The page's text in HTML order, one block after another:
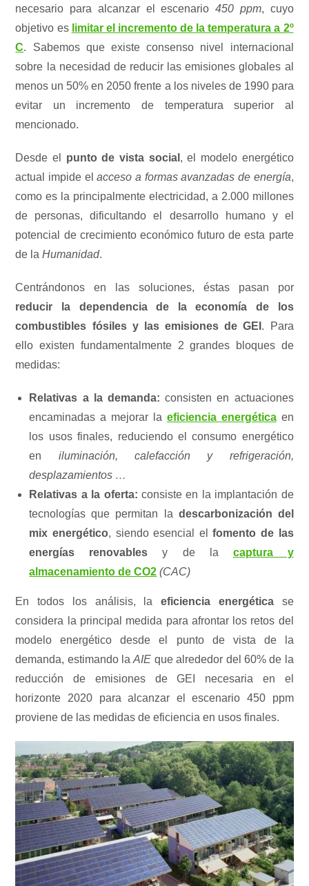
necesario para alcanzar el escenario450 ppm, cuyo
objetivo es limitar el incremento de la temperatura a 2º
C. Sabemos que existe consenso nivel internacional
sobre la necesidad de reducir las emisiones globales al
menos un 50% en 2050 frente a los niveles de 1990 para
evitar un incremento de temperatura superior al
mencionado.
Desde el punto de vista social , el modelo energético
actual impide elacceso a formas avanzadas de energía,
como es la principalmente electricidad, a 2.000 millones
de personas, dificultando el desarrollo humano y el
potencial de crecimiento económico futuro de esta parte
de laHumanidad.
Centrándonos en las soluciones, éstas pasan por
reducir la dependencia de la economía de los
combustibles fósiles y las emisiones de GEI . Para
ello existen fundamentalmente 2 grandes bloques de
medidas:
Relativas a la demanda: consisten en actuaciones
encaminadas a mejorar la eficiencia energéticaen
los usos finales, reduciendo el consumo energético
en iluminación, calefacción y refrigeración,
desplazamientos …
Relativas a la oferta: consiste en la implantación de
tecnologías que permitan la descarbonización del
mix energético, siendo esencial elfomento de las
energías renovables y de la captura y
almacenamiento de CO2 (CAC)
En todos los análisis, laeficiencia energéticase
considera la principal medida para afrontar los retos del
modelo energético desde el punto de vista de la
demanda, estimando laAIE que alrededor del 60% de la
reducción de emisiones de GEI necesaria en el
horizonte 2020 para alcanzar el escenario 450 ppm
proviene de las medidas de eficiencia en usos finales.